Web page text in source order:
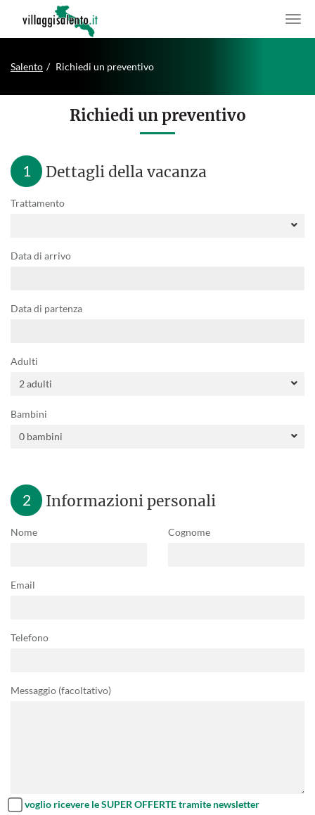
Salento Richiedi un preventivo
Richiedi un preventivo
1 Dettagli della vacanza
Trattamento
Data di arrivo
Data di partenza
Adulti
Bambini
2 Informazioni personali
Nome Cognome
Email
Telefono
Messaggio (facoltativo)
voglio ricevere le SUPER OFFERTE tramite newsletter